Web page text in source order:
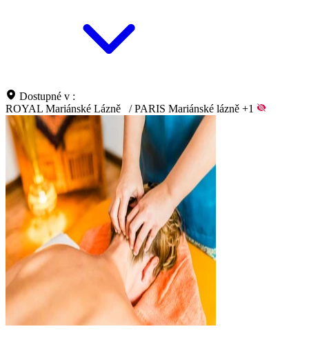
Dostupné v :
ROYAL Mariánské Lázně
/ PARIS Mariánské lázně +1